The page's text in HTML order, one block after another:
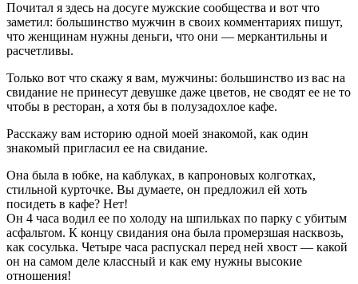
Почитал я здесь на досуге мужские сообщества и вот что
заметил: большинство мужчин в своих комментариях пишут,
что женщинам нужны деньги, что они — меркантильны и
расчетливы.
Только вот что скажу я вам, мужчины: большинство из вас на
свидание не принесут девушке даже цветов, не сводят ее не то
чтобы в ресторан, а хотя бы в полузадохлое кафе.
Расскажу вам историю одной моей знакомой, как один
знакомый пригласил ее на свидание.
Она была в юбке, на каблуках, в капроновых колготках,
стильной курточке. Вы думаете, он предложил ей хоть
посидеть в кафе? Нет!
Он 4 часа водил ее по холоду на шпильках по парку с убитым
асфальтом. К концу свидания она была промерзшая насквозь,
как сосулька. Четыре часа распускал перед ней хвост — какой
он на самом деле классный и как ему нужны высокие
отношения!